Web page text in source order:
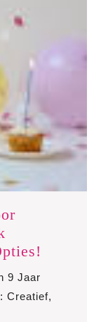
voor
9 Jaar
Creatief,